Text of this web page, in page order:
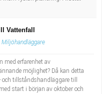
Vattenfall
Miljöhandläggare
med erfarenhet av
möjlighet? Då kan detta
tillståndshandläggare till
start i början av oktober och